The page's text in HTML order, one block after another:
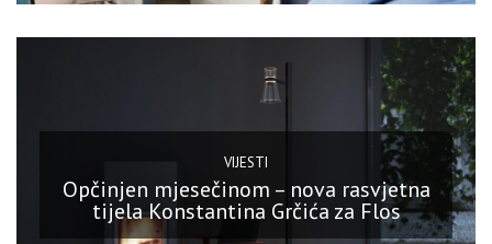
VIJESTI
Opčinjen mjesečinom – nova rasvjetna
tijela Konstantina Grčića za Flos